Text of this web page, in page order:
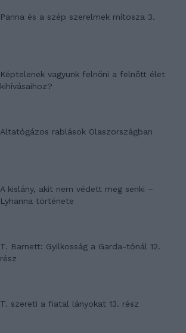
Panna és a szép szerelmek mítosza 3.
Képtelenek vagyunk felnőni a felnőtt élet
kihívásaihoz?
Altatógázos rablások Olaszországban
A kislány, akit nem védett meg senki –
Lyhanna története
T. Barnett: Gyilkosság a Garda-tónál 12.
rész
T. szereti a fiatal lányokat 13. rész